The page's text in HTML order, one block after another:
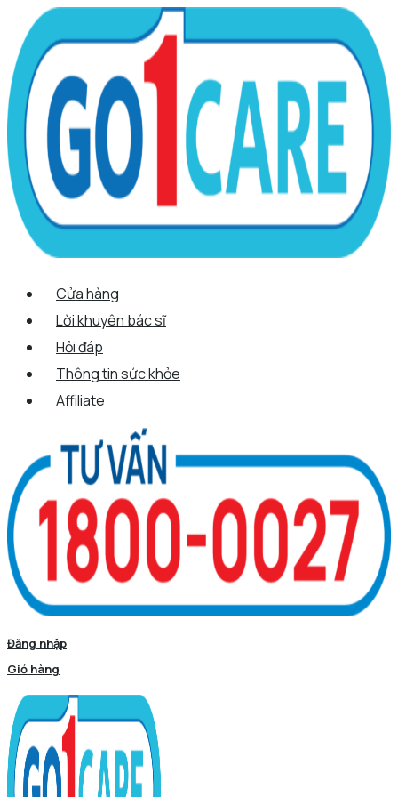
nội
dung
Menu
Cửa hàng
Lời khuyên bác sĩ
Hỏi đáp
Thông tin sức khỏe
Affiliate
Đăng nhập
Giỏ hàng
Scroll
Up